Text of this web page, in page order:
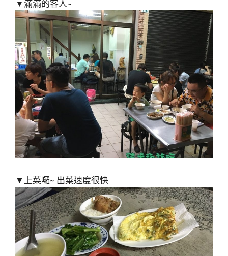
▼滿滿的客人~
▼上菜囉~ 出菜速度很快